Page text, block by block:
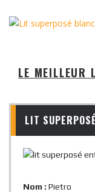
LE MEILLEUR
LIT
Nom : Pietro